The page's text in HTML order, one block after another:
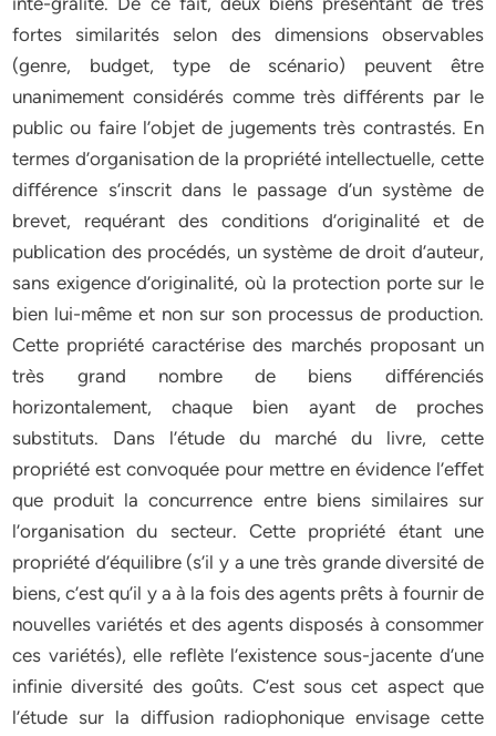
fortes similarités selon des dimensions observables
(genre, budget, type de scénario) peuvent être
unanimement considérés comme très diﬀérents par le
public ou faire l’objet de jugements très contrastés. En
termes d’organisation de la propriété intellectuelle, cette
diﬀérence s’inscrit dans le passage d’un système de
brevet, requérant des conditions d’originalité et de
publication des procédés, un système de droit d’auteur,
sans exigence d’originalité, où la protection porte sur le
bien lui-même et non sur son processus de production.
Cette propriété caractérise des marchés proposant un
très grand nombre de biens diﬀérenciés
horizontalement, chaque bien ayant de proches
substituts. Dans l’étude du marché du livre, cette
propriété est convoquée pour mettre en évidence l’eﬀet
que produit la concurrence entre biens similaires sur
l’organisation du secteur. Cette propriété étant une
propriété d’équilibre (s’il y a une très grande diversité de
biens, c’est qu’il y a à la fois des agents prêts à fournir de
nouvelles variétés et des agents disposés à consommer
ces variétés), elle reflète l’existence sous-jacente d’une
infinie diversité des goûts. C’est sous cet aspect que
l’étude sur la diﬀusion radiophonique envisage cette